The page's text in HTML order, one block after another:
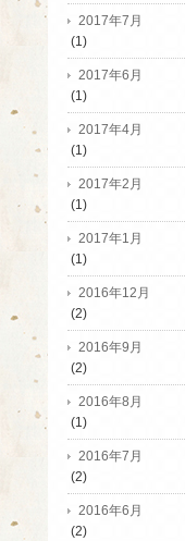
2017年7月
(1)
2017年6月
(1)
2017年4月
(1)
2017年2月
(1)
2017年1月
(1)
2016年12月
(2)
2016年9月
(2)
2016年8月
(1)
2016年7月
(2)
2016年6月
(2)